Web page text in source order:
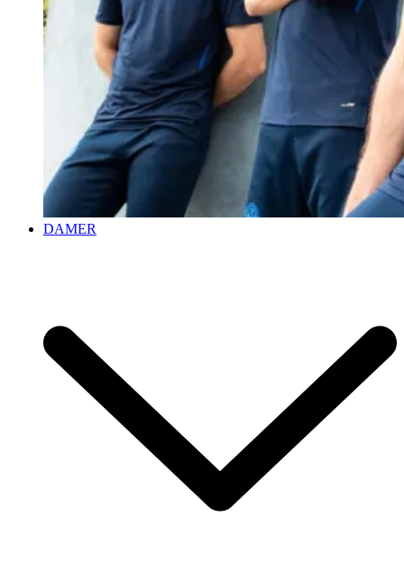
DAMER